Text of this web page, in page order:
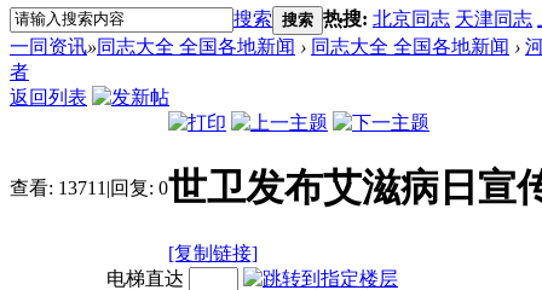
搜索 搜索 热搜: 北京同志 天津同志
一同资讯»同志大全 全国各地新闻 › 同志大全 全国各地新闻 ›
者
返回列表
查看: 13711 |回复: 0世卫发布艾滋病日宣
[复制链接]
电梯直达